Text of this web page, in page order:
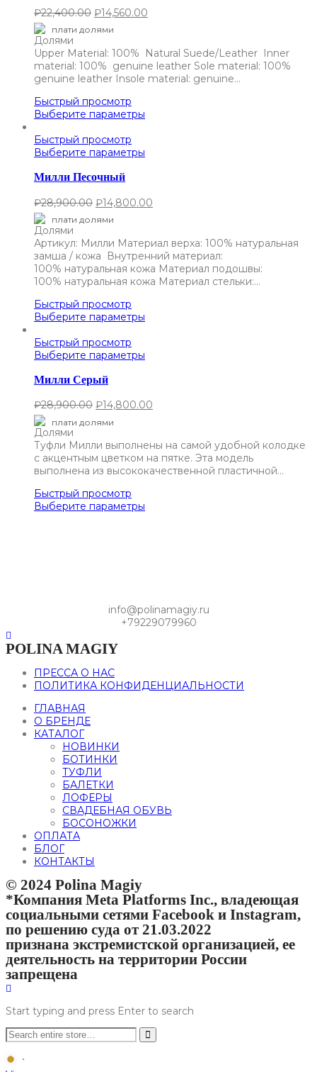
₽22,400.00 ₽14,560.00
плати долями
Upper Material: 100% Natural Suede/Leather Inner
material: 100% genuine leather Sole material: 100%
genuine leather Insole material: genuine…
Быстрый просмотр
Выберите параметры
Быстрый просмотр
Выберите параметры
Милли Песочный
₽28,900.00 ₽14,800.00
плати долями
Артикул: Милли Материал верха: 100% натуральная
замша / кожа Внутренний материал:
100% натуральная кожа Материал подошвы:
100% натуральная кожа Материал стельки:…
Быстрый просмотр
Выберите параметры
Быстрый просмотр
Выберите параметры
Милли Серый
₽28,900.00 ₽14,800.00
плати долями
Туфли Милли выполнены на самой удобной колодке
с акцентным цветком на пятке. Эта модель
выполнена из высококачественной пластичной…
Быстрый просмотр
Выберите параметры
info@polinamagiy.ru
+79229079960
POLINA MAGIY
ПРЕССА О НАС
ПОЛИТИКА КОНФИДЕНЦИАЛЬНОСТИ
ГЛАВНАЯ
О БРЕНДЕ
КАТАЛОГ
НОВИНКИ
БОТИНКИ
ТУФЛИ
БАЛЕТКИ
ЛОФЕРЫ
СВАДЕБНАЯ ОБУВЬ
БОСОНОЖКИ
ОПЛАТА
БЛОГ
КОНТАКТЫ
© 2024 Polina Magiy
*Компания Meta Platforms Inc., владеющая
социальными сетями Facebook и Instagram,
по решению суда от 21.03.2022
признана экстремистской организацией, ее
деятельность на территории России
запрещена
Start typing and press Enter to search